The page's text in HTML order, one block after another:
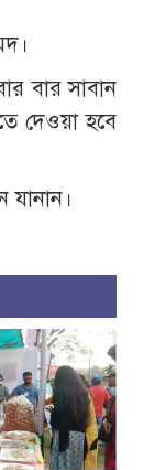
বার সাবান
দেওয়া হবে
যানান।